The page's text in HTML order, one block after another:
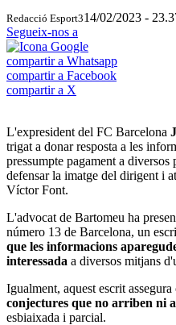
Redacció Esport314/02/2023 -
Segueix-nos a
compartir a Whatsapp
compartir a Facebook
compartir a X
L'expresident del FC Barcelona
trigat a donar resposta a les
pressumpte pagament a
defensar la imatge del dirigent i
Víctor Font.
L'advocat de Bartomeu ha
número 13 de Barcelona, un
que les informacions
interessada a diversos mitjans
Igualment, aquest escrit
conjectures que no arriben ni a
esbiaixada i parcial.